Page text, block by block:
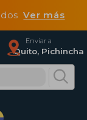
Ver más
Enviar a
Quito, Pichincha